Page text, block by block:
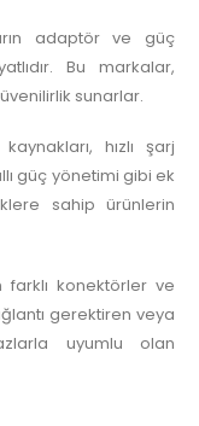
adaptör ve güç
Bu markalar,
sunarlar.
hızlı şarj
güç yönetimi gibi ek
sahip ürünlerin
farklı konektörler ve
gerektiren veya
uyumlu olan